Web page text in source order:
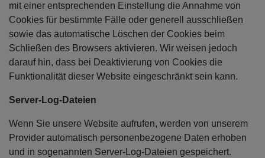
mit einer entsprechenden Einstellung die Annahme von
Cookies für bestimmte Fälle oder generell ausschließen
sowie das automatische Löschen der Cookies beim
Schließen des Browsers aktivieren. Wir weisen jedoch
darauf hin, dass bei Deaktivierung von Cookies die
Funktionalität dieser Website eingeschränkt sein kann.
Server-Log-Dateien
Wenn Sie unsere Website aufrufen, werden von unserem
Provider automatisch personenbezogene Daten erhoben
und in sogenannten Server-Log-Dateien gespeichert.